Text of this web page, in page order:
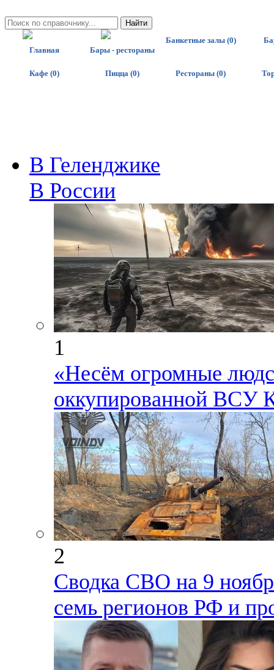
Главная Бары - рестораны
Банкетные залы (0)
Кафе (0) Пицца (0) Рестораны (0)
В Геленджике
В России
1
«Несём огромные
оккупированной ВСУ
2
Сводка СВО на 9
семь регионов РФ и